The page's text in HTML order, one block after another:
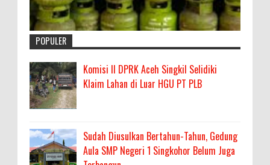
POPULER
Komisi II DPRK Aceh Singkil Selidiki
Klaim Lahan di Luar HGU PT PLB
Sudah Diusulkan Bertahun-Tahun, Gedung
Aula SMP Negeri 1 Singkohor Belum Juga